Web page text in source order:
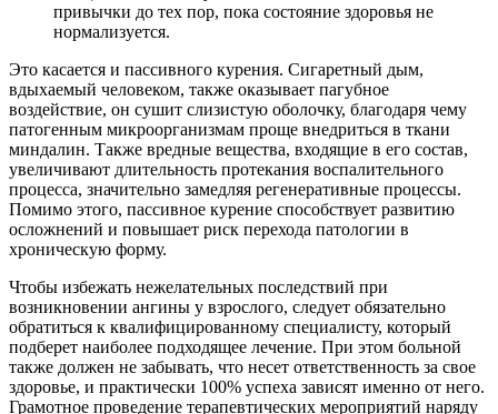
привычки до тех пор, пока состояние здоровья не
нормализуется.
Это касается и пассивного курения. Сигаретный дым,
вдыхаемый человеком, также оказывает пагубное
воздействие, он сушит слизистую оболочку, благодаря чему
патогенным микроорганизмам проще внедриться в ткани
миндалин. Также вредные вещества, входящие в его состав,
увеличивают длительность протекания воспалительного
процесса, значительно замедляя регенеративные процессы.
Помимо этого, пассивное курение способствует развитию
осложнений и повышает риск перехода патологии в
хроническую форму.
Чтобы избежать нежелательных последствий при
возникновении ангины у взрослого, следует обязательно
обратиться к квалифицированному специалисту, который
подберет наиболее подходящее лечение. При этом больной
также должен не забывать, что несет ответственность за свое
здоровье, и практически 100% успеха зависят именно от него.
Грамотное проведение терапевтических мероприятий наряду